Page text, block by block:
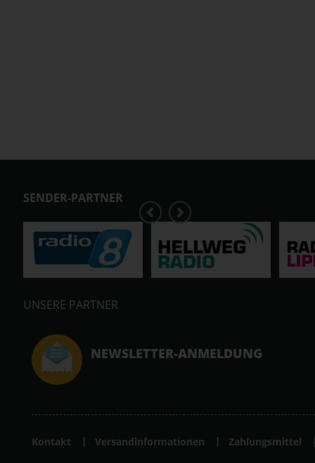
SENDER-PARTNER
UNSERE PARTNER
NEWSLETTER-ANMELDUNG
Kontakt Versandinformationen Zahlungsmittel